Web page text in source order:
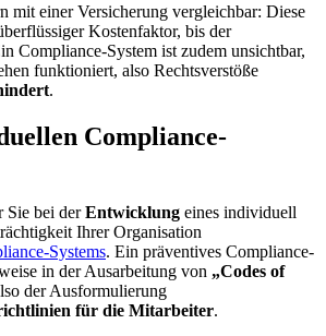
mit einer Versicherung vergleichbar: Diese
Kostenfaktor, bis der
Compliance-System ist zudem unsichtbar,
funktioniert, also Rechtsverstöße
.
Compliance-
Sie bei derEntwicklung eines individuell
Ihrer Organisation
Systems. Ein präventives Compliance-
in der Ausarbeitung von „Codes of
der Ausformulierung
für die Mitarbeiter.